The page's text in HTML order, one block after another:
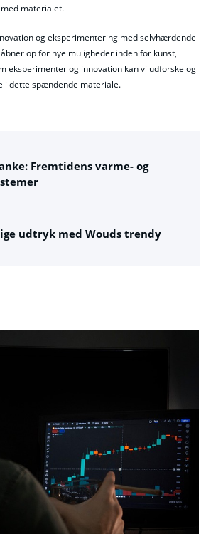
materialet.
og eksperimentering med selvhærdende
op for nye muligheder inden for kunst,
eksperimenter og innovation kan vi udforske og
i dette spændende materiale.
Fremtidens varme- og
udtryk med Wouds trendy